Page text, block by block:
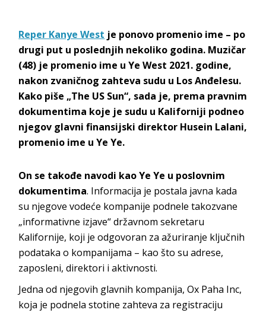
Reper Kanye West je ponovo promenio ime – po
drugi put u poslednjih nekoliko godina. Muzičar
(48) je promenio ime u Ye West 2021. godine,
nakon zvaničnog zahteva sudu u Los Anđelesu.
Kako piše „The US Sun“, sada je, prema pravnim
dokumentima koje je sudu u Kaliforniji podneo
njegov glavni finansijski direktor Husein Lalani,
promenio ime u Ye Ye.
On se takođe navodi kao Ye Ye u poslovnim
dokumentima. Informacija je postala javna kada
su njegove vodeće kompanije podnele takozvane
„informativne izjave“ državnom sekretaru
Kalifornije, koji je odgovoran za ažuriranje ključnih
podataka o kompanijama – kao što su adrese,
zaposleni, direktori i aktivnosti.
Jedna od njegovih glavnih kompanija, Ox Paha Inc,
koja je podnela stotine zahteva za registraciju